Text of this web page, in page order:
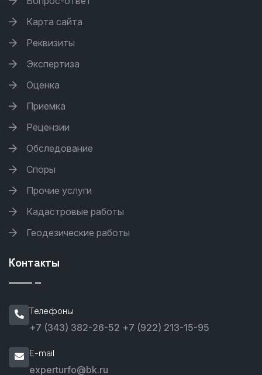
Карта сайта
Реквизиты
Экспертиза
Оценка
Приемка
Рецензии
Обследование
Споры
Прочие услуги
Кадастровые работы
Геодезические работы
Контакты
Телефоны
+7 (343) 382-26-52 +7 (922) 213-15-95
E-mail
experturfo@bk.ru